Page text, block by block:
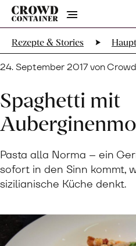
Menu
Rezepte & Stories
24. September 2017 von
Spaghetti mit
Pasta alla Norma – ein
sofort in den Sinn kommt,
sizilianische Küche denkt.